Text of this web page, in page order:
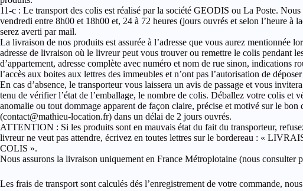
11-c : Le transport des colis est réalisé par la société GEODIS ou La Poste.
vendredi entre 8h00 et 18h00 et, 24 à 72 heures (jours ouvrés et selon l’heure à
serez averti par mail.
La livraison de nos produits est assurée à l’adresse que vous aurez mentionnée
adresse de livraison où le livreur peut vous trouver ou remettre le colis pendant
d’appartement, adresse complète avec numéro et nom de rue sinon,
l’accès aux boites aux lettres des immeubles et n’ont pas l’autorisation de
En cas d’absence, le transporteur vous laissera un avis de passage et vous
tenu de vérifier l’état de l’emballage, le nombre de colis. Déballez votre colis
anomalie ou tout dommage apparent de façon claire, précise et motivé sur le
(contact@mathieu-location.fr) dans un délai de 2 jours ouvrés.
ATTENTION : Si les produits sont en mauvais état du fait du transporteur,
livreur ne veut pas attendre, écrivez en toutes lettres sur le bordereau : «
COLIS ».
Nous assurons la livraison uniquement en France Métroplotaine (nous consulter
Les frais de transport sont calculés dés l’enregistrement de votre commande,